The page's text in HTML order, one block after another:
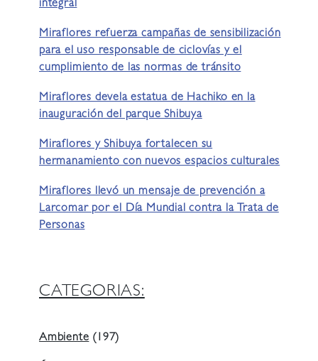
integral
Miraflores refuerza campañas de sensibilización
para el uso responsable de ciclovías y el
cumplimiento de las normas de tránsito
Miraflores devela estatua de Hachiko en la
inauguración del parque Shibuya
Miraflores y Shibuya fortalecen su
hermanamiento con nuevos espacios culturales
Miraflores llevó un mensaje de prevención a
Larcomar por el Día Mundial contra la Trata de
Personas
CATEGORIAS:
Ambiente (197)